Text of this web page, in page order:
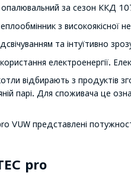
за сезон ККД
з високоякісної
та інтуїтивно
електроенергії.
відбирають з продуктів
парі. Для споживача це
VUW представлені
pro